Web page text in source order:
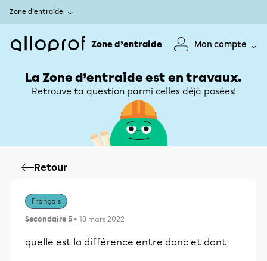
Zone d’entraide
Zone d’entraide Mon compte
La Zone d’entraide est en travaux.
Retrouve ta question parmi celles déjà posées!
Retour
Français
Secondaire 5 • 13 mars 2022
quelle est la différence entre donc et dont